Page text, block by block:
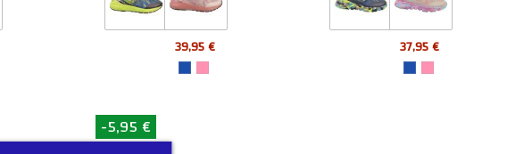
39,95 € 37,95 €
-5,95 €